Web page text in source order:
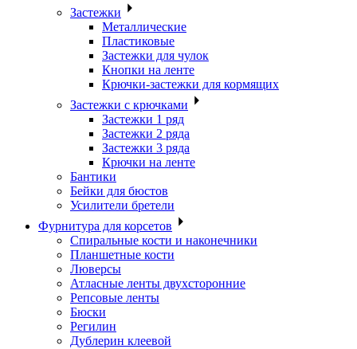
Застежки
Металлические
Пластиковые
Застежки для чулок
Кнопки на ленте
Крючки-застежки для кормящих
Застежки с крючками
Застежки 1 ряд
Застежки 2 ряда
Застежки 3 ряда
Крючки на ленте
Бантики
Бейки для бюстов
Усилители бретели
Фурнитура для корсетов
Спиральные кости и наконечники
Планшетные кости
Люверсы
Атласные ленты двухсторонние
Репсовые ленты
Бюски
Регилин
Дублерин клеевой